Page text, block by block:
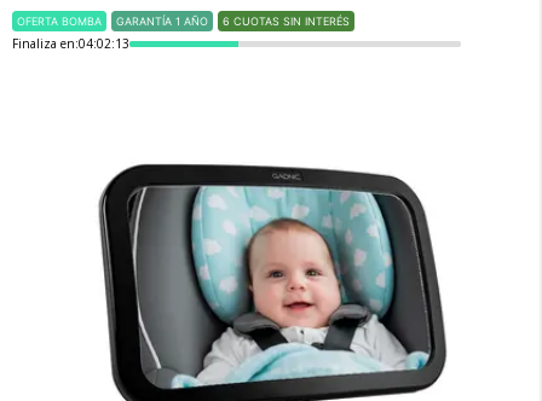
OFERTA BOMBA GARANTÍA 1 AÑO 6 CUOTAS SIN INTERÉS
Finaliza en:04:02:13